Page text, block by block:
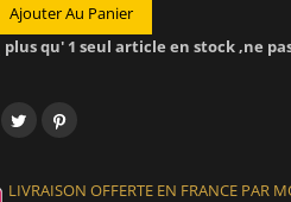
Ajouter Au Panier
plus qu' 1 seul article en stock ,ne
LIVRAISON OFFERTE EN FRANCE PAR